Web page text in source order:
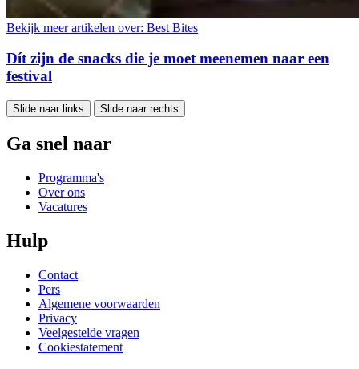
Bekijk meer artikelen over: Best Bites
Dít zijn de snacks die je moet meenemen naar een
festival
Slide naar links Slide naar rechts
Ga snel naar
Programma's
Over ons
Vacatures
Hulp
Contact
Pers
Algemene voorwaarden
Privacy
Veelgestelde vragen
Cookiestatement